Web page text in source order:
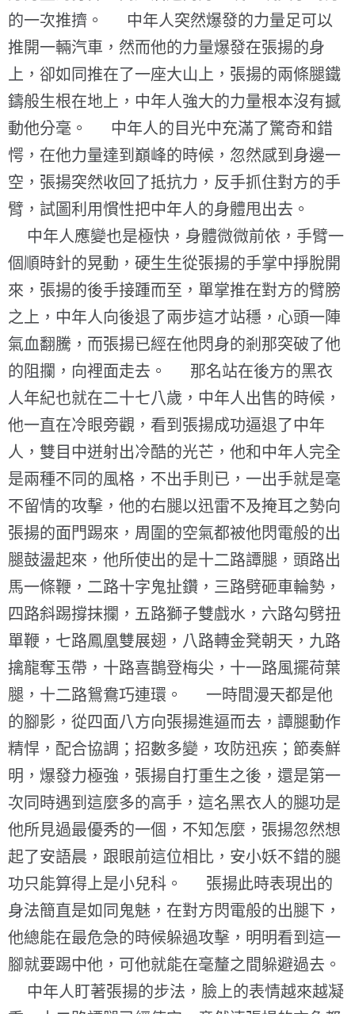
的一次推擠。 中年人突然爆發的力量足可以
推開一輛汽車，然而他的力量爆發在張揚的身
上，卻如同推在了一座大山上，張揚的兩條腿鐵
鑄般生根在地上，中年人強大的力量根本沒有撼
動他分毫。 中年人的目光中充滿了驚奇和錯
愕，在他力量達到巔峰的時候，忽然感到身邊一
空，張揚突然收回了抵抗力，反手抓住對方的手
臂，試圖利用慣性把中年人的身體甩出去。
中年人應變也是極快，身體微微前依，手臂一
個順時針的晃動，硬生生從張揚的手掌中掙脫開
來，張揚的後手接踵而至，單掌推在對方的臂膀
之上，中年人向後退了兩步這才站穩，心頭一陣
氣血翻騰，而張揚已經在他閃身的剎那突破了他
的阻攔，向裡面走去。 那名站在後方的黑衣
人年紀也就在二十七八歲，中年人出售的時候，
他一直在冷眼旁觀，看到張揚成功逼退了中年
人，雙目中迸射出冷酷的光芒，他和中年人完全
是兩種不同的風格，不出手則已，一出手就是毫
不留情的攻擊，他的右腿以迅雷不及掩耳之勢向
張揚的面門踢來，周圍的空氣都被他閃電般的出
腿鼓盪起來，他所使出的是十二路譚腿，頭路出
馬一條鞭，二路十字鬼扯鑽，三路劈砸車輪勢，
四路斜踢撐抹攔，五路獅子雙戲水，六路勾劈扭
單鞭，七路鳳凰雙展翅，八路轉金凳朝天，九路
擒龍奪玉帶，十路喜鵲登梅尖，十一路風擺荷葉
腿，十二路鴛鴦巧連環。 一時間漫天都是他
的腳影，從四面八方向張揚進逼而去，譚腿動作
精悍，配合協調；招數多變，攻防迅疾；節奏鮮
明，爆發力極強，張揚自打重生之後，還是第一
次同時遇到這麼多的高手，這名黑衣人的腿功是
他所見過最優秀的一個，不知怎麼，張揚忽然想
起了安語晨，跟眼前這位相比，安小妖不錯的腿
功只能算得上是小兒科。 張揚此時表現出的
身法簡直是如同鬼魅，在對方閃電般的出腿下，
他總能在最危急的時候躲過攻擊，明明看到這一
腳就要踢中他，可他就能在毫釐之間躲避過去。
中年人盯著張揚的步法，臉上的表情越來越凝